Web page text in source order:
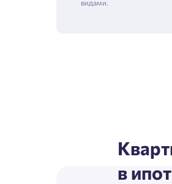
видами.
в